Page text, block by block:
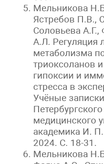
Мельникова
Ястребов П.В.,
Соловьева
А.Л. Регуляция
метаболизма
триоксоланов
гипоксии и
стресса в
Учёные
медицинского
академика И.
2024. С. 18-31.
Мельникова